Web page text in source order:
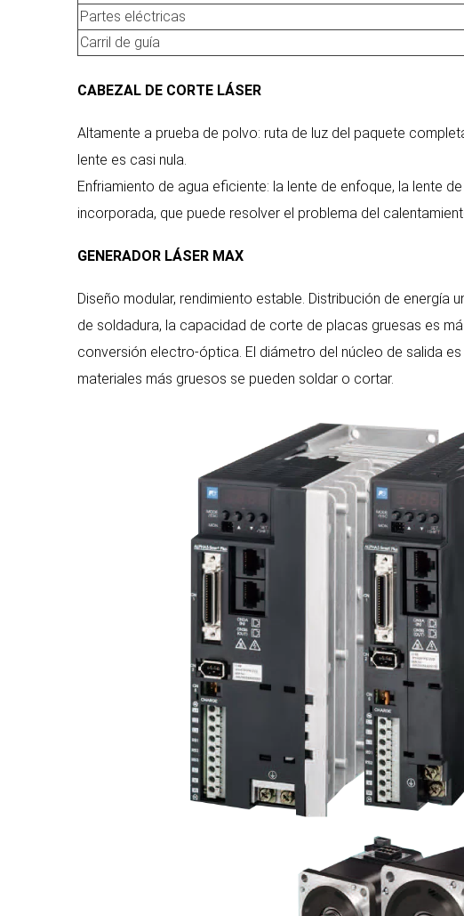
Partes eléctricas
Carril de guía
CABEZAL DE CORTE LÁSER
Altamente a prueba de polvo: ruta de luz del paquete
lente es casi nula.
Enfriamiento de agua eficiente: la lente de enfoque, la lente
incorporada, que puede resolver el problema del
GENERADOR LÁSER MAX
Diseño modular, rendimiento estable. Distribución de
de soldadura, la capacidad de corte de placas gruesas es
conversión electro-óptica. El diámetro del núcleo de salida
materiales más gruesos se pueden soldar o cortar.